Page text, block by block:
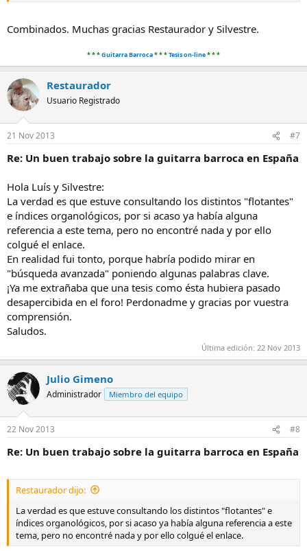
Combinados. Muchas gracias Restaurador y Silvestre.
* * *Guitarra Barroca* * *Tesis on-line* * *​
Restaurador
Usuario Registrado
21 Nov 2013 #7
Re: Un buen trabajo sobre la guitarra barroca en España
Hola Luís y Silvestre:
La verdad es que estuve consultando los distintos "flotantes"
e índices organológicos, por si acaso ya había alguna
referencia a este tema, pero no encontré nada y por ello
colgué el enlace.
En realidad fui tonto, porque habría podido mirar en
"búsqueda avanzada" poniendo algunas palabras clave.
¡Ya me extrañaba que una tesis como ésta hubiera pasado
desapercibida en el foro! Perdonadme y gracias por vuestra
comprensión.
Saludos.
Última edición: 22 Nov 2013
Julio Gimeno
Administrador Miembro del equipo
22 Nov 2013 #8
Re: Un buen trabajo sobre la guitarra barroca en España
Restaurador dijo:
La verdad es que estuve consultando los distintos "flotantes" e
índices organológicos, por si acaso ya había alguna referencia a este
tema, pero no encontré nada y por ello colgué el enlace.